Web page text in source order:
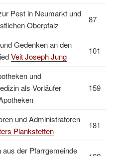
Pest in Neumarkt und
Oberpfalz
87
Gedenken an den
Veit Joseph Jung
101
und
als Vorläufer
159
und Administratoren
Plankstetten
181
aus der Pfarrgemeinde